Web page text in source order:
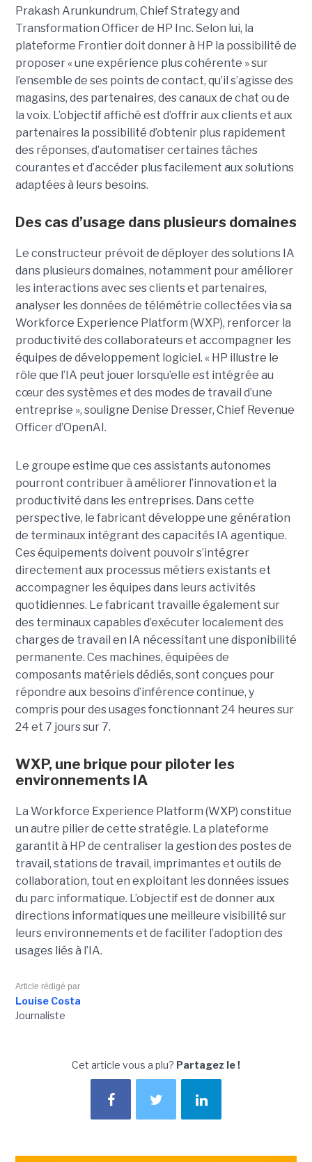
Prakash Arunkundrum, Chief Strategy and
Transformation Officer de HP Inc. Selon lui, la
plateforme Frontier doit donner à HP la possibilité de
proposer « une expérience plus cohérente » sur
l’ensemble de ses points de contact, qu’il s’agisse des
magasins, des partenaires, des canaux de chat ou de
la voix. L’objectif affiché est d’offrir aux clients et aux
partenaires la possibilité d’obtenir plus rapidement
des réponses, d’automatiser certaines tâches
courantes et d’accéder plus facilement aux solutions
adaptées à leurs besoins.
Des cas d’usage dans plusieurs domaines
Le constructeur prévoit de déployer des solutions IA
dans plusieurs domaines, notamment pour améliorer
les interactions avec ses clients et partenaires,
analyser les données de télémétrie collectées via sa
Workforce Experience Platform (WXP), renforcer la
productivité des collaborateurs et accompagner les
équipes de développement logiciel. « HP illustre le
rôle que l’IA peut jouer lorsqu’elle est intégrée au
cœur des systèmes et des modes de travail d’une
entreprise », souligne Denise Dresser, Chief Revenue
Officer d’OpenAI.
Le groupe estime que ces assistants autonomes
pourront contribuer à améliorer l’innovation et la
productivité dans les entreprises. Dans cette
perspective, le fabricant développe une génération
de terminaux intégrant des capacités IA agentique.
Ces équipements doivent pouvoir s’intégrer
directement aux processus métiers existants et
accompagner les équipes dans leurs activités
quotidiennes. Le fabricant travaille également sur
des terminaux capables d’exécuter localement des
charges de travail en IA nécessitant une disponibilité
permanente. Ces machines, équipées de
composants matériels dédiés, sont conçues pour
répondre aux besoins d’inférence continue, y
compris pour des usages fonctionnant 24 heures sur
24 et 7 jours sur 7.
WXP, une brique pour piloter les
environnements IA
La Workforce Experience Platform (WXP) constitue
un autre pilier de cette stratégie. La plateforme
garantit à HP de centraliser la gestion des postes de
travail, stations de travail, imprimantes et outils de
collaboration, tout en exploitant les données issues
du parc informatique. L’objectif est de donner aux
directions informatiques une meilleure visibilité sur
leurs environnements et de faciliter l’adoption des
usages liés à l’IA.
Article rédigé par
Louise Costa
Journaliste
Cet article vous a plu? Partagez le !